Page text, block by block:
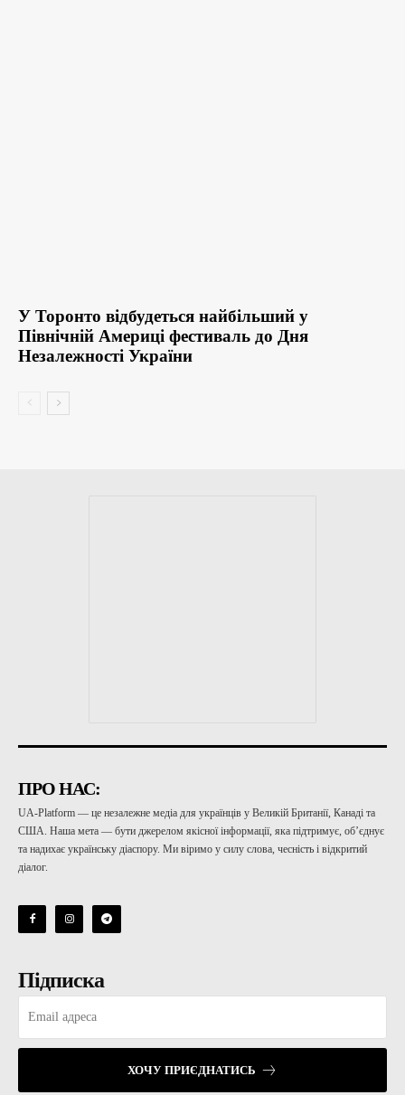
У Торонто відбудеться найбільший у
Північній Америці фестиваль до Дня
Незалежності України
ПРО НАС:
UA-Platform — це незалежне медіа для українців у Великій Британії, Канаді та
США. Наша мета — бути джерелом якісної інформації, яка підтримує, об’єднує
та надихає українську діаспору. Ми віримо у силу слова, чесність і відкритий
діалог.
Підписка
ХОЧУ ПРИЄДНАТИСЬ